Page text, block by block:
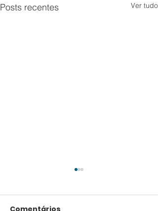
Posts recentes Ver tudo
Comentários